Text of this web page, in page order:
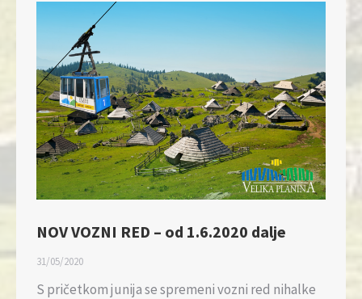
NOV VOZNI RED – od 1.6.2020 dalje
31/05/2020
S pričetkom junija se spremeni vozni red nihalke